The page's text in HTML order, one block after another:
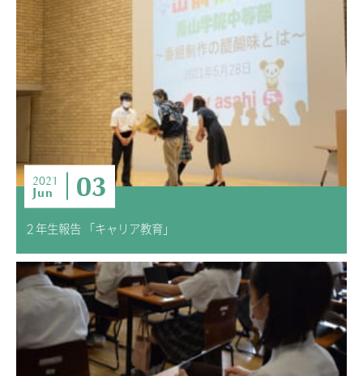
2021
Jun 03
２年生報告 「キャリア教育」